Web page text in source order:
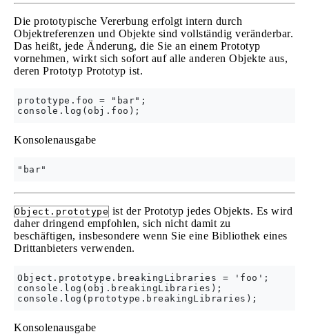
Die prototypische Vererbung erfolgt intern durch
Objektreferenzen und Objekte sind vollständig veränderbar.
Das heißt, jede Änderung, die Sie an einem Prototyp
vornehmen, wirkt sich sofort auf alle anderen Objekte aus,
deren Prototyp Prototyp ist.
prototype.foo = "bar";
Konsolenausgabe
Object.prototype ist der Prototyp jedes Objekts. Es wird
daher dringend empfohlen, sich nicht damit zu
beschäftigen, insbesondere wenn Sie eine Bibliothek eines
Drittanbieters verwenden.
Object.prototype.breakingLibraries = 'foo';
console.log(obj.breakingLibraries);
Konsolenausgabe